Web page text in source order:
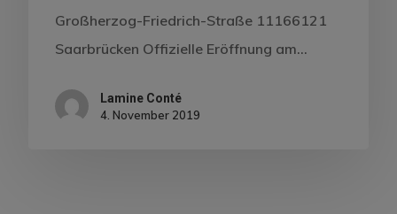
Großherzog-Friedrich-Straße 11166121
Saarbrücken Offizielle Eröffnung am…
Lamine Conté
4. November 2019